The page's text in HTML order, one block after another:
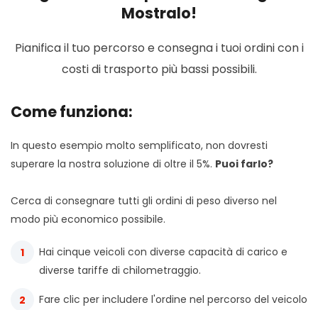
Mostralo!
Pianifica il tuo percorso e consegna i tuoi ordini con i
costi di trasporto più bassi possibili.
Come funziona:
In questo esempio molto semplificato, non dovresti
superare la nostra soluzione di oltre il 5%. Puoi farlo?
Cerca di consegnare tutti gli ordini di peso diverso nel
modo più economico possibile.
Hai cinque veicoli con diverse capacità di carico e
diverse tariffe di chilometraggio.
Fare clic per includere l'ordine nel percorso del veicolo